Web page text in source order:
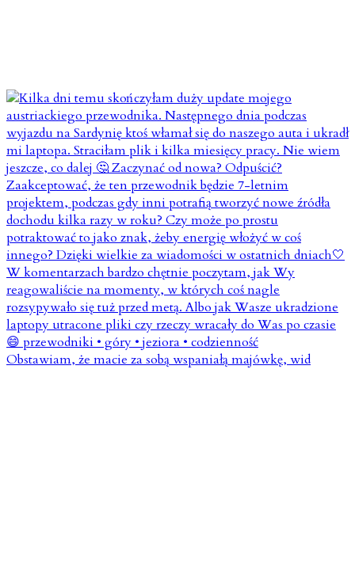
Obstawiam, że macie za sobą wspaniałą majówkę, wid